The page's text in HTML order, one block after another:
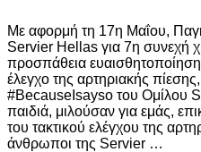
Με αφορμή τη 17η Μαΐου,
Servier Hellas για 7η συνεχή
προσπάθεια
έλεγχο της αρτηριακής
#BecauseIsayso του Ομίλου
παιδιά, μιλούσαν για εμάς,
του τακτικού ελέγχου της
άνθρωποι της Servier …